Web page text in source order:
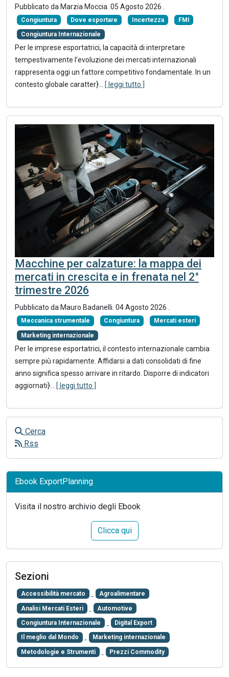
Pubblicato da Marzia Moccia 05 Agosto 2026
Congiuntura Dove esportare Incertezza FMI
Congiuntura Internazionale
Per le imprese esportatrici, la capacità di interpretare
tempestivamente l’evoluzione dei mercati internazionali
rappresenta oggi un fattore competitivo fondamentale. In un
contesto globale caratter}... [ leggi tutto ]
Macchine per calzature: la mappa dei
mercati in crescita e in frenata nel 2°
trimestre 2026
Pubblicato da Mauro Badanelli. 04 Agosto 2026 .
Meccanica strumentale Congiuntura Mercati esteri
Marketing internazionale
Per le imprese esportatrici, il contesto internazionale cambia
sempre più rapidamente. Affidarsi a dati consolidati di fine
anno significa spesso arrivare in ritardo. Disporre di indicatori
aggiornati}
[ leggi tutto ]
Cerca
Rss
Ebook ExportPlanning
Visita il nostro archivio degli Ebook
Clicca qui
Sezioni
Accessibilità mercato Agroalimentare
Analisi Mercati Esteri Automotive
Congiuntura Internazionale Digital Export
Il meglio dal Mondo Marketing internazionale
Metodologie e Strumenti Prezzi Commodity